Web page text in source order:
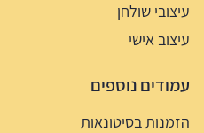
עיצובי שולחן
עיצוב אישי
עמודים נוספים
הזמנות בסיטונאות